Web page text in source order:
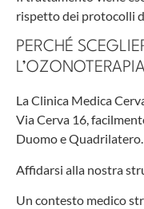
rispetto dei protocolli
PERCHÉ
La Clinica Medica
Via Cerva 16,
Duomo e Quadrilatero.
Affidarsi alla nostra
Un contesto medico